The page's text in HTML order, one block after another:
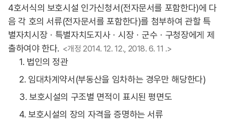
4호서식의 보호시설 인가신청서(전자문서를 포함한다)에 다
음 각 호의 서류(전자문서를 포함한다)를 첨부하여 관할 특
별자치시장ㆍ특별자치도지사ㆍ시장ㆍ군수ㆍ구청장에게 제
출하여야 한다. <개정 2014. 12. 12., 2018. 6. 11 .>
1. 법인의 정관
2. 임대차계약서(부동산을 임차하는 경우만 해당한다)
3. 보호시설의 구조별 면적이 표시된 평면도
4. 보호시설의 장의 자격을 증명하는 서류